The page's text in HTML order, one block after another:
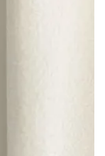
úgyszólván